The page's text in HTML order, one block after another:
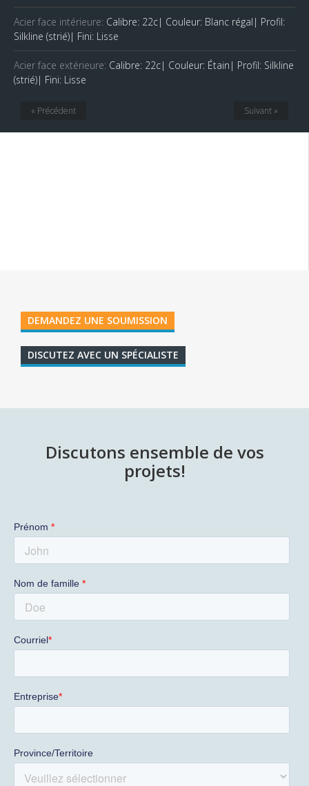
Acier face intérieure: Calibre: 22c| Couleur: Blanc régal| Profil:
Silkline (strié)| Fini: Lisse
Acier face extérieure: Calibre: 22c| Couleur: Étain| Profil: Silkline
(strié)| Fini: Lisse
Suivant »
« Précédent
DEMANDEZ UNE SOUMISSION
DISCUTEZ AVEC UN SPÉCIALISTE
Discutons ensemble de vos
projets!